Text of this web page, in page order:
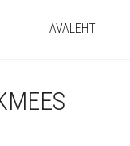
AVALEHT